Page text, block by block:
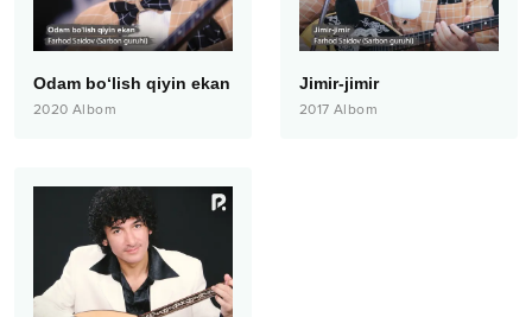
Odam bo‘lish qiyin ekan
2020 Albom
Jimir-jimir
2017 Albom